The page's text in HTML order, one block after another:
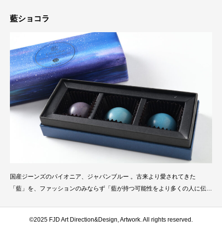
藍ショコラ
国産ジーンズのパイオニア、ジャパンブルー 。古来より愛されてきた
「藍」を、ファッションのみならず「藍が持つ可能性をより多くの人に伝え
を、深く青いショコラに包みました。藍が息づく「大地」へのリスペクトを
©2025 FJD Art Direction&Design, Artwork. All rights reserved.
Instagram Contact